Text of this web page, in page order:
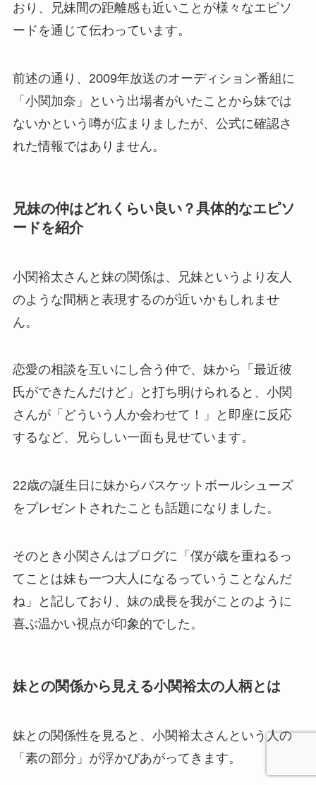
おり、兄妹間の距離感も近いことが様々なエピソ
ードを通じて伝わっています。
前述の通り、2009年放送のオーディション番組に
「小関加奈」という出場者がいたことから妹では
ないかという噂が広まりましたが、公式に確認さ
れた情報ではありません。
兄妹の仲はどれくらい良い？具体的なエピソ
ードを紹介
小関裕太さんと妹の関係は、兄妹というより友人
のような間柄と表現するのが近いかもしれませ
ん。
恋愛の相談を互いにし合う仲で、妹から「最近彼
氏ができたんだけど」と打ち明けられると、小関
さんが「どういう人か会わせて！」と即座に反応
するなど、兄らしい一面も見せています。
22歳の誕生日に妹からバスケットボールシューズ
をプレゼントされたことも話題になりました。
そのとき小関さんはブログに「僕が歳を重ねるっ
てことは妹も一つ大人になるっていうことなんだ
ね」と記しており、妹の成長を我がことのように
喜ぶ温かい視点が印象的でした。
妹との関係から見える小関裕太の人柄とは
妹との関係性を見ると、小関裕太さんという人の
「素の部分」が浮かびあがってきます。